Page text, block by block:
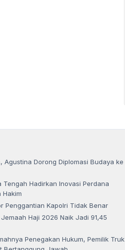
Agustina Dorong Diplomasi Budaya ke
Hadirkan Inovasi Perdana
Hakim
Penggantian Kapolri Tidak Benar
Haji 2026 Naik Jadi 91,45
Penegakan Hukum, Pemilik Truk